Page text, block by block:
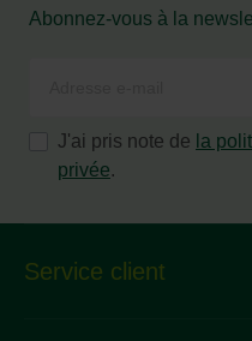
Abonnez-vous à la
J'ai pris note de la
privée.
Service client